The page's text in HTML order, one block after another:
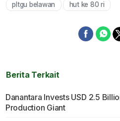
pltgu belawan hut ke 80 ri
Berita Terkait
Danantara Invests USD 2.5
Production Giant